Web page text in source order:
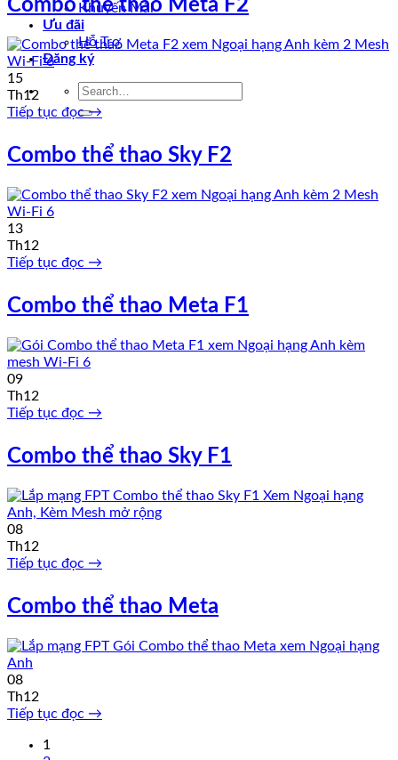
Khuyến Mãi
Ưu đãi
Hỗ Trợ
Đăng ký
Combo thể thao Meta F2
15
Th12
Tiếp tục đọc→
Combo thể thao Sky F2
13
Th12
Tiếp tục đọc →
Combo thể thao Meta F1
09
Th12
Tiếp tục đọc →
Combo thể thao Sky F1
08
Th12
Tiếp tục đọc →
Combo thể thao Meta
08
Th12
Tiếp tục đọc →
1